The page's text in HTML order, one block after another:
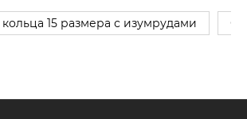
15 размера с изумрудами